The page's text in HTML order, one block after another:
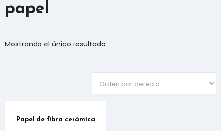
papel
Mostrando el único resultado
Papel de fibra cerámica